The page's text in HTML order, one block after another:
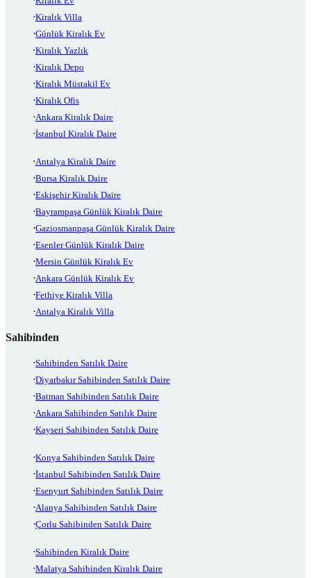
Kiralık Villa
Günlük Kiralık Ev
Kiralık Yazlık
Kiralık Depo
Kiralık Müstakil Ev
Kiralık Ofis
Ankara Kiralık Daire
İstanbul Kiralık Daire
Antalya Kiralık Daire
Bursa Kiralık Daire
Eskişehir Kiralık Daire
Bayrampaşa Günlük Kiralık Daire
Gaziosmanpaşa Günlük Kiralık Daire
Esenler Günlük Kiralık Daire
Mersin Günlük Kiralık Ev
Ankara Günlük Kiralık Ev
Fethiye Kiralık Villa
Antalya Kiralık Villa
Sahibinden
Sahibinden Satılık Daire
Diyarbakır Sahibinden Satılık Daire
Batman Sahibinden Satılık Daire
Ankara Sahibinden Satılık Daire
Kayseri Sahibinden Satılık Daire
Konya Sahibinden Satılık Daire
İstanbul Sahibinden Satılık Daire
Esenyurt Sahibinden Satılık Daire
Alanya Sahibinden Satılık Daire
Çorlu Sahibinden Satılık Daire
Sahibinden Kiralık Daire
Malatya Sahibinden Kiralık Daire